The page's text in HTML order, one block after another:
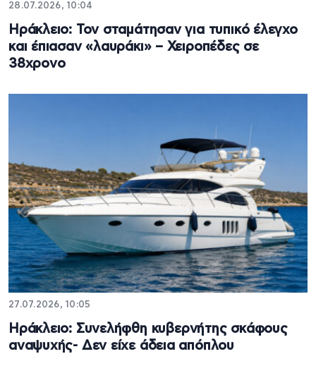
28.07.2026, 10:04
Ηράκλειο: Τον σταμάτησαν για τυπικό έλεγχο
και έπιασαν «λαυράκι» – Χειροπέδες σε
38χρονο
27.07.2026, 10:05
Ηράκλειο: Συνελήφθη κυβερνήτης σκάφους
αναψυχής- Δεν είχε άδεια απόπλου